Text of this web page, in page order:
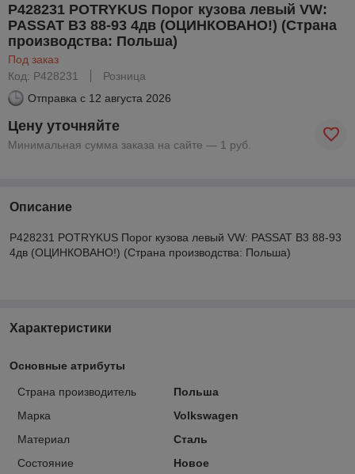
P428231 POTRYKUS Порог кузова левый VW:
PASSAT B3 88-93 4дв (ОЦИНКОВАНО!) (Страна
производства: Польша)
Под заказ
Код: P428231
Розница
Отправка с 12 августа 2026
Цену уточняйте
Минимальная сумма заказа на сайте — 1 руб.
Описание
P428231 POTRYKUS Порог кузова левый VW: PASSAT B3 88-93
4дв (ОЦИНКОВАНО!) (Страна производства: Польша)
Характеристики
Основные атрибуты
Страна производитель
Польша
Марка
Volkswagen
Материал
Сталь
Состояние
Новое